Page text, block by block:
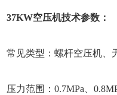
37KW空压机技术参数：
常见类型：螺杆空压机、
压力范围：0.7MPa、